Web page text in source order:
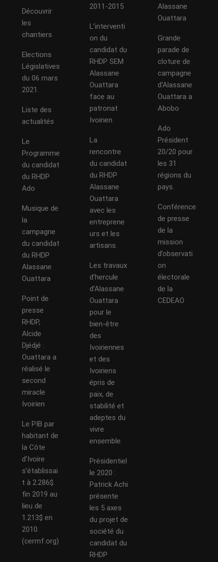
Découvrir
les
chantiers
Elections
Législatives
du 06 mars
2021.
Liste des
actualités
Le
Programme
du candidat
du RHDP
Ado
Musique de
la
campagne
du candidat
du RHDP
Alassane
Ouattara
Point de
presse
RHDP,
Alcide
Djédjé :
Ouattara a
réalisé le
second
miracle
Ivoirien
Le PIB par
habitant de
la Côte
d’Ivoire
s’établissai
t à 2.286$
fin 2019 au
lieu de
1.213$ en
2010.
(cermf.org)
2011-2015
L’interventi
on du
candidat du
RHDP SEM
Alassane
Ouattara
face au
patronat
Ivoirien
La
rencontre
du candidat
du RHDP
Alassane
Ouattara
avec les
entreprene
urs et les
artisans.
Les travaux
d’hercule
d’Alassane
Ouattara
pour le
bien-être
des
Ivoiriennes
et des
Ivoiriens
épris de
paix, de
stabilité et
adeptes du
vivre
ensemble.
Présidentiel
le 2020 :
Patrick Achi
présente
les 5 axes
du projet de
société du
candidat du
RHDP
Alassane
Ouattara
Grande
parade de
cloture de
campagne
d’Alassane
Ouattara a
Abobo
Ado
Président
20/20 pour
les 31
régions du
pays.
Conférence
de presse
de la
mission
d’observati
on
électorale
de la
CEDEAO